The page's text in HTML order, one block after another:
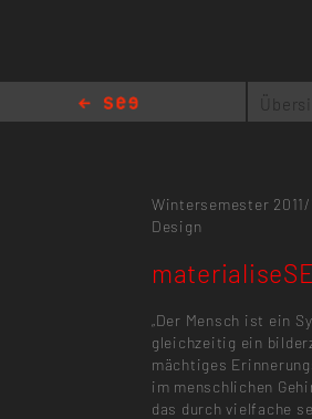
Wintersemester 2011/
Design
„Der Mensch ist ein
gleichzeitig ein
mächtiges
im menschlichen
das durch vielfache